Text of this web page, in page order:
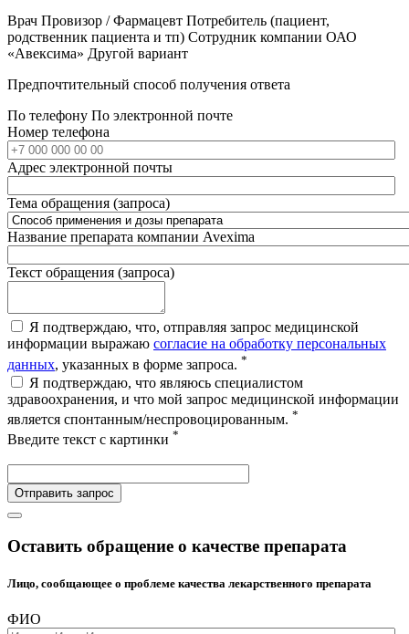
Врач Провизор / Фармацевт Потребитель (пациент,
родственник пациента и тп) Сотрудник компании ОАО
«Авексима» Другой вариант
Предпочтительный способ получения ответа
По телефону По электронной почте
Номер телефона
Адрес электронной почты
Тема обращения (запроса)
Название препарата компании Avexima
Текст обращения (запроса)
Я подтверждаю, что, отправляя запрос медицинской
информации выражаю согласие на обработку персональных
данных, указанных в форме запроса. *
Я подтверждаю, что являюсь специалистом
здравоохранения, и что мой запрос медицинской информации
является спонтанным/неспровоцированным. *
Введите текст с картинки *
Отправить запрос
Оставить обращение о качестве препарата
Лицо, сообщающее о проблеме качества лекарственного препарата
ФИО